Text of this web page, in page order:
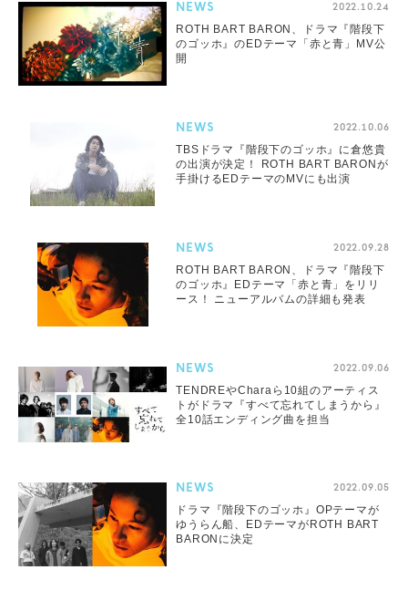
NEWS 2022.10.24
ROTH BART BARON、ドラマ『階段下
のゴッホ』のEDテーマ「赤と青」MV公
開
NEWS 2022.10.06
TBSドラマ『階段下のゴッホ』に倉悠貴
の出演が決定！ ROTH BART BARONが
手掛けるEDテーマのMVにも出演
NEWS 2022.09.28
ROTH BART BARON、ドラマ『階段下
のゴッホ』EDテーマ「赤と青」をリリ
ース！ ニューアルバムの詳細も発表
NEWS 2022.09.06
TENDREやCharaら10組のアーティス
トがドラマ『すべて忘れてしまうから』
全10話エンディング曲を担当
NEWS 2022.09.05
ドラマ『階段下のゴッホ』OPテーマが
ゆうらん船、EDテーマがROTH BART
BARONに決定